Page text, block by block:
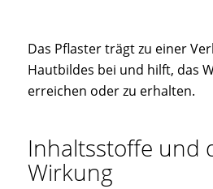
Das Pflaster trägt zu einer
Hautbildes bei und hilft, das
erreichen oder zu erhalten.
Inhaltsstoffe und
Wirkung